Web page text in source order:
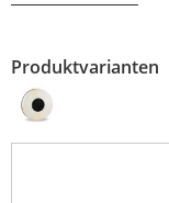
Produktvarianten